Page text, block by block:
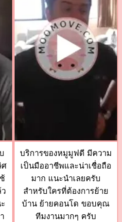
ศ
บริการของหมูมูฟดี มีความ
เป็นมืออาชีพและน่าเชื่อถือ
มาก แนะนำเลยครับ
สำหรับใครที่ต้องการย้าย
บ้าน ย้ายคอนโด ขอบคุณ
ทีมงานมากๆ ครับ